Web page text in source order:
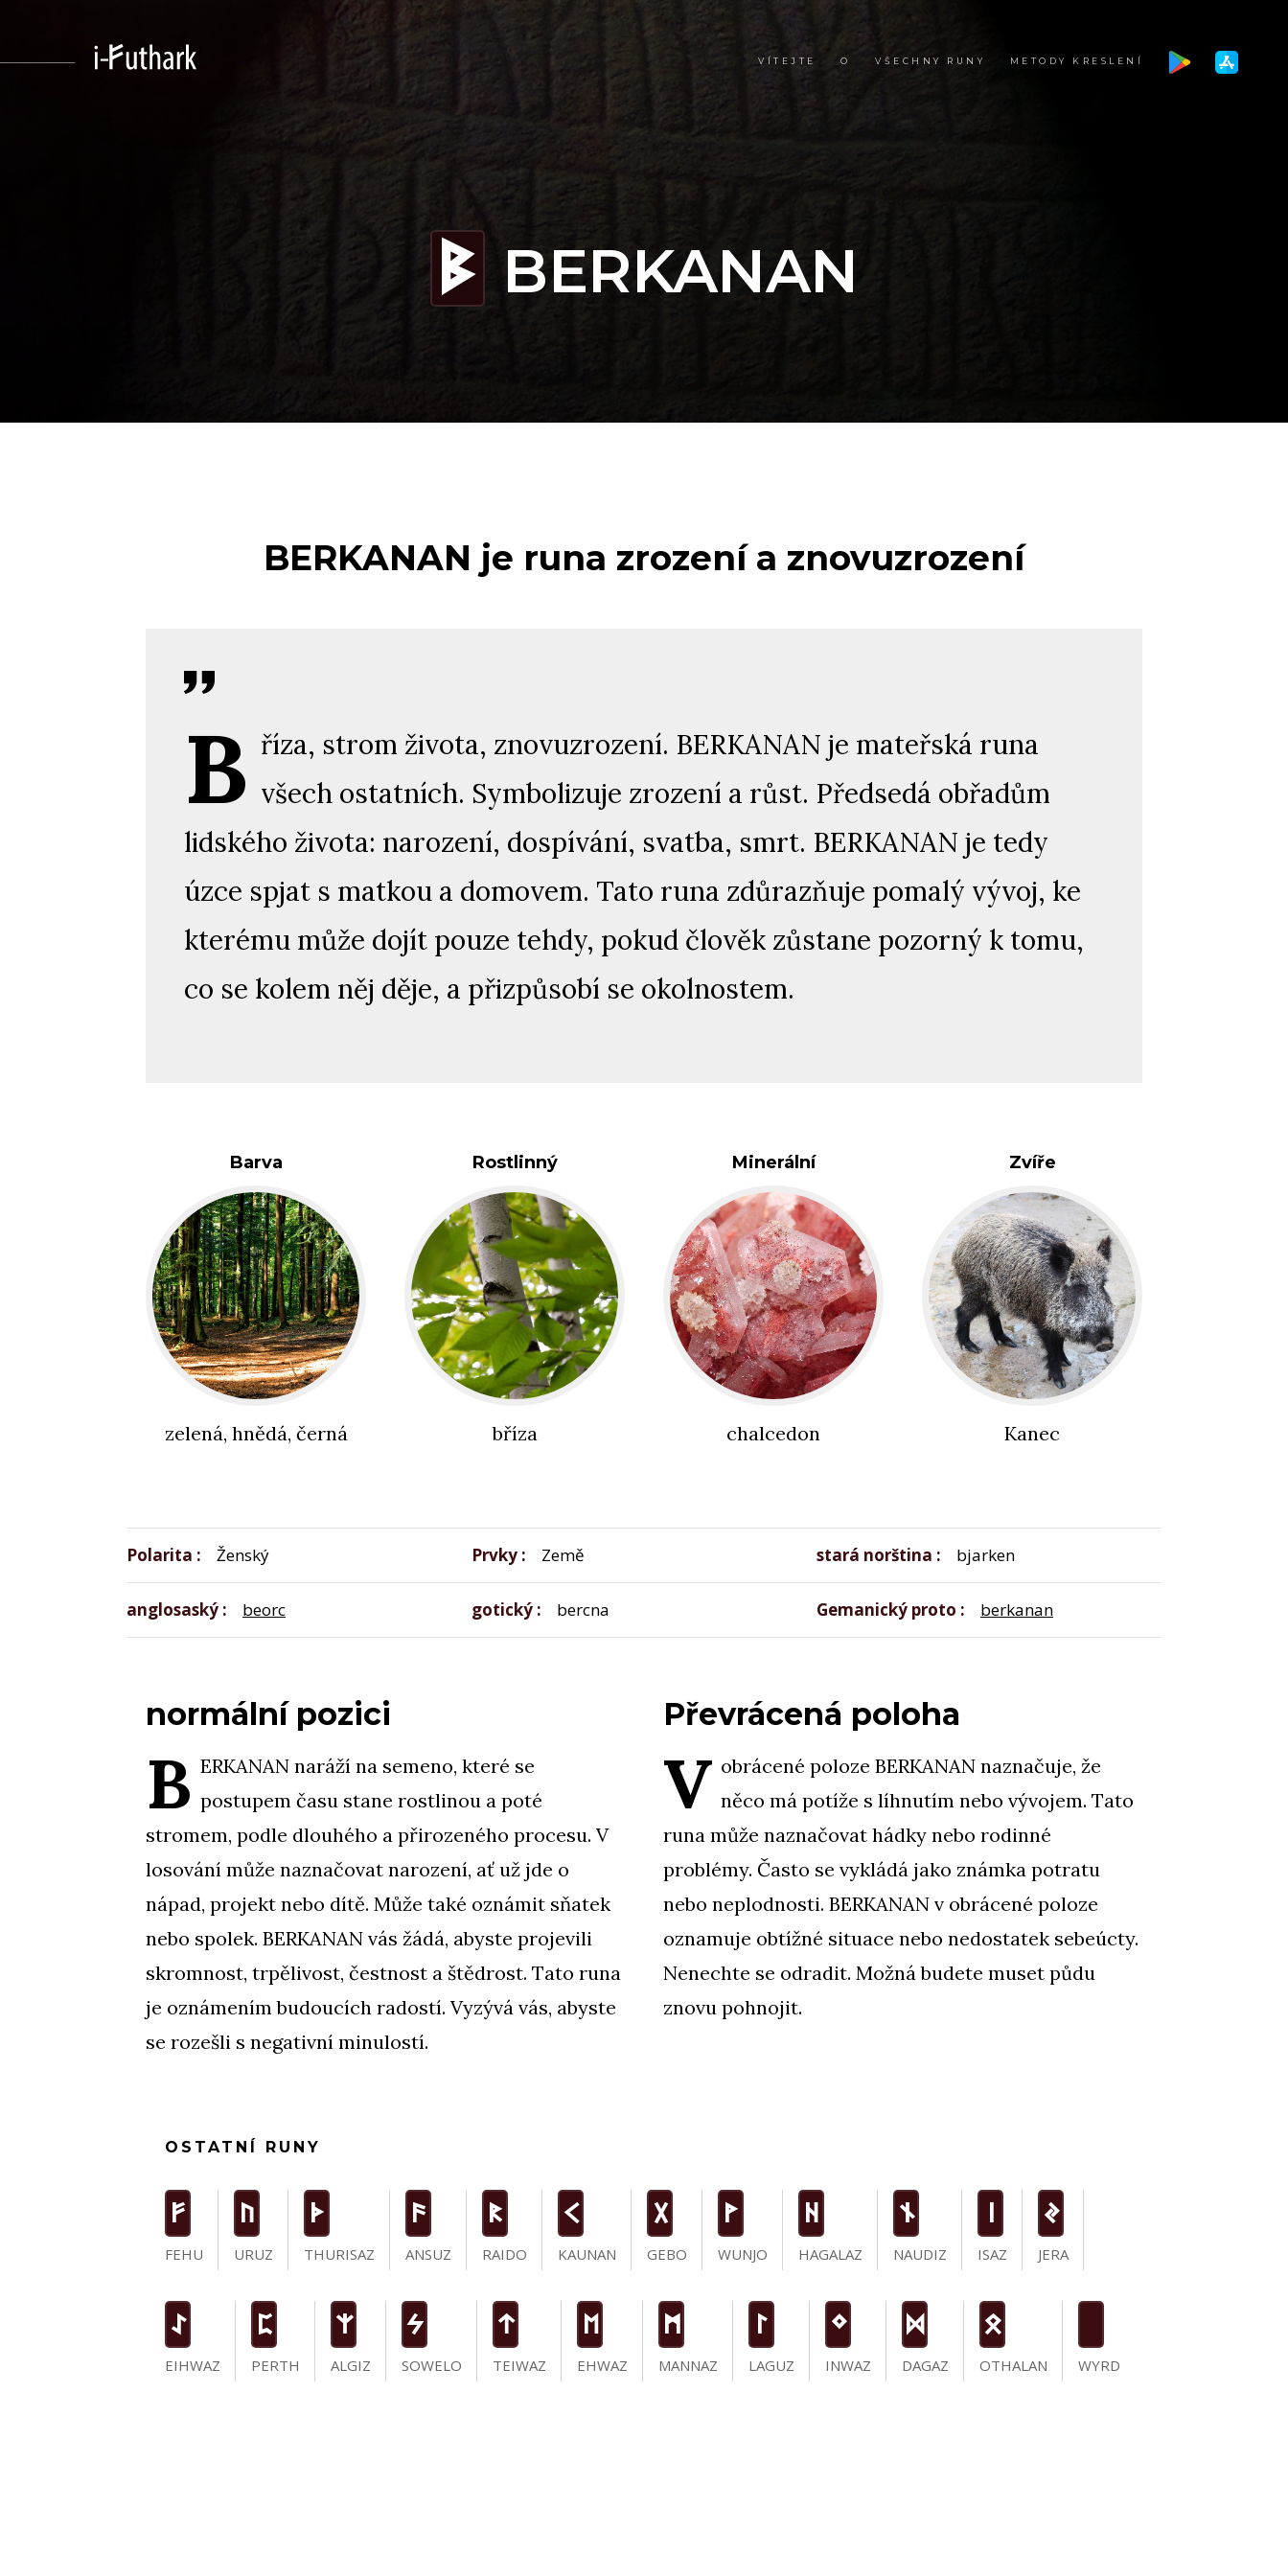
VÍTEJTE O VŠECHNY RUNY METODY KRESLENÍ
B BERKANAN
BERKANAN je runa zrození a znovuzrození
B říza, strom života, znovuzrození. BERKANAN je mateřská runa
všech ostatních. Symbolizuje zrození a růst. Předsedá obřadům
lidského života: narození, dospívání, svatba, smrt. BERKANAN je tedy
úzce spjat s matkou a domovem. Tato runa zdůrazňuje pomalý vývoj, ke
kterému může dojít pouze tehdy, pokud člověk zůstane pozorný k tomu,
co se kolem něj děje, a přizpůsobí se okolnostem.
Barva
zelená, hnědá, černá
Rostlinný
bříza
Minerální
chalcedon
Zvíře
Kanec
Polarita Ženský Prvky Země stará norština bjarken
anglosaský beorc gotický bercna Gemanický proto berkanan
normální pozici
B ERKANAN naráží na semeno, které se
postupem času stane rostlinou a poté
stromem, podle dlouhého a přirozeného procesu. V
losování může naznačovat narození, ať už jde o
nápad, projekt nebo dítě. Může také oznámit sňatek
nebo spolek. BERKANAN vás žádá, abyste projevili
skromnost, trpělivost, čestnost a štědrost. Tato runa
je oznámením budoucích radostí. Vyzývá vás, abyste
se rozešli s negativní minulostí.
Převrácená poloha
V obrácené poloze BERKANAN naznačuje, že
něco má potíže s líhnutím nebo vývojem. Tato
runa může naznačovat hádky nebo rodinné
problémy. Často se vykládá jako známka potratu
nebo neplodnosti. BERKANAN v obrácené poloze
oznamuje obtížné situace nebo nedostatek sebeúcty.
Nenechte se odradit. Možná budete muset půdu
znovu pohnojit.
OSTATNÍ RUNY
F
FEHU
U
URUZ
T
THURISAZ
a
ANSUZ
R
RAIDO
K
KAUNAN
G
GEBO
W
WUNJO
H
HAGALAZ
n
NAUDIZ ISAZ
J
JERA
I
EIHWAZ
P
PERTH
Z
ALGIZ
S
SOWELO
t
TEIWAZ
E
EHWAZ
M
MANNAZ
L
LAGUZ
N
INWAZ
D
DAGAZ
O
OTHALAN WYRD